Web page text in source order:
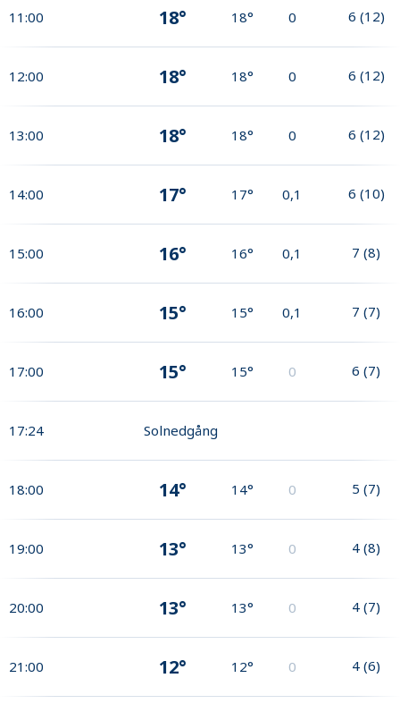
11:00 18° 18° 0 6 (12)
12:00 18° 18° 0 6 (12)
13:00 18° 18° 0 6 (12)
14:00 17° 17° 0,1 6 (10)
15:00 16° 16° 0,1 7 (8)
16:00 15° 15° 0,1 7 (7)
17:00 15° 15° 0 6 (7)
17:24 Solnedgång
18:00 14° 14° 0 5 (7)
19:00 13° 13° 0 4 (8)
20:00 13° 13° 0 4 (7)
21:00 12° 12° 0 4 (6)